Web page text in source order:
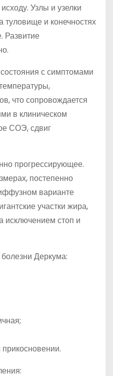
Узлы и узелки
и конечностях
Развитие
с симптомами
что сопровождается
в клиническом
СОЭ, сдвиг
прогрессирующее.
постепенно
варианте
участки жира,
исключением стоп и
Деркума: